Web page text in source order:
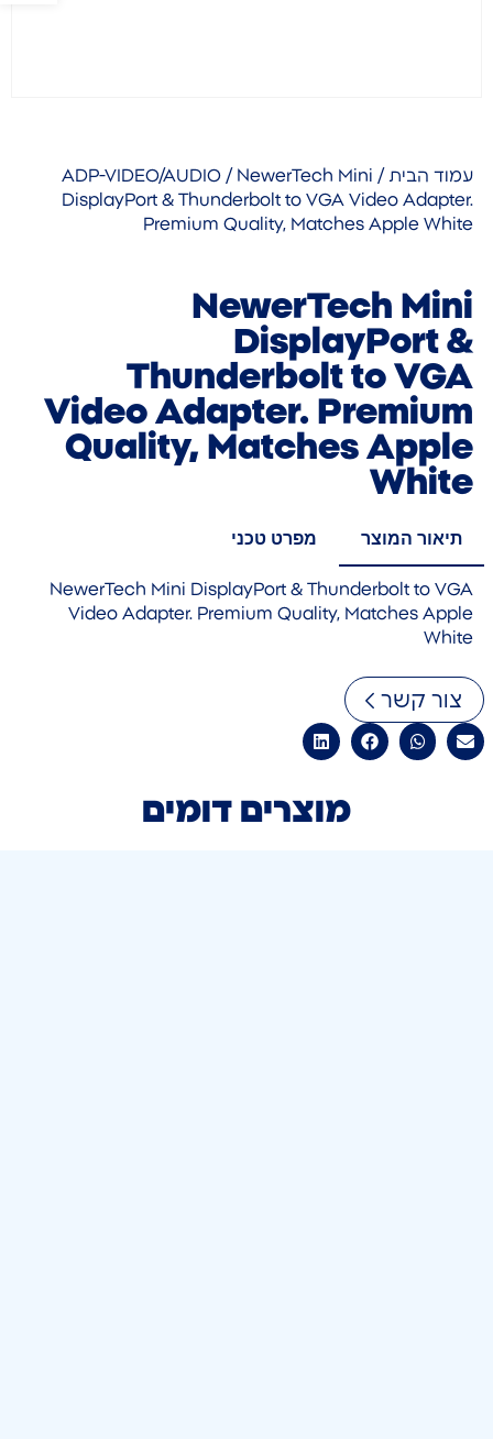
עמוד הבית /
ADP-VIDEO/AUDIO / NewerTech Mini
DisplayPort & Thunderbolt to VGA Video Adapter.
Premium Quality, Matches Apple White
NewerTech Mini
DisplayPort &
Thunderbolt to VGA
Video Adapter. Premium
Quality, Matches Apple
White
תיאור המוצר מפרט טכני
NewerTech Mini DisplayPort & Thunderbolt to VGA
Video Adapter. Premium Quality, Matches Apple
White
צור קשר
מוצרים דומים